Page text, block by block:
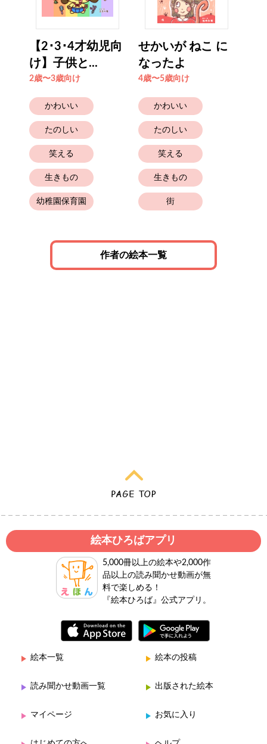
【2･3･4才幼児向
け】子供と...
2歳〜3歳向け
かわいい
たのしい
笑える
生きもの
幼稚園保育園
せかいが ねこ に
なったよ
4歳〜5歳向け
かわいい
たのしい
笑える
生きもの
街
作者の絵本一覧
絵本ひろばアプリ
5,000冊以上の絵本や2,000作
品以上の読み聞かせ動画が無
料で楽しめる！
『絵本ひろば』公式アプリ。
絵本一覧 絵本の投稿
読み聞かせ動画一覧 出版された絵本
マイページ お気に入り